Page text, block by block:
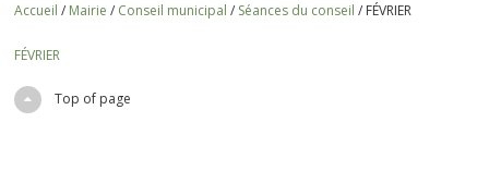
Accueil / Mairie / Conseil municipal / Séances du conseil / FÉVRIER
FÉVRIER
Top of page